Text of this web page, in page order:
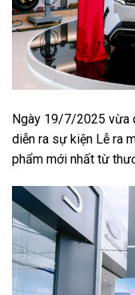
Ngày 19/7/2025 vừa
diễn ra sự kiện Lễ ra
phẩm mới nhất từ